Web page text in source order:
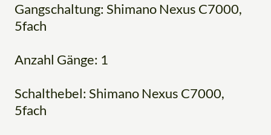
Gangschaltung: Shimano Nexus C7000,
5fach
Anzahl Gänge: 1
Schalthebel: Shimano Nexus C7000,
5fach